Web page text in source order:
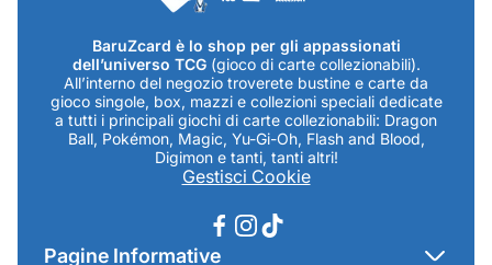
BaruZcard è lo shop per gli appassionati
dell’universo TCG (gioco di carte collezionabili).
All’interno del negozio troverete bustine e carte da
gioco singole, box, mazzi e collezioni speciali dedicate
a tutti i principali giochi di carte collezionabili: Dragon
Ball, Pokémon, Magic, Yu-Gi-Oh, Flash and Blood,
Digimon e tanti, tanti altri!
Gestisci Cookie
Pagine Informative